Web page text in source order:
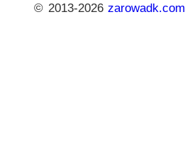
© 2013-2026zarowadk.com